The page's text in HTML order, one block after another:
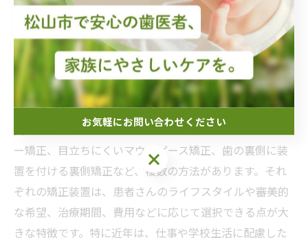
自分に合う矯正法は？生活への影響
も紹介
歯医者で選べる矯正治療とライフスタイルの相性
歯医者で受けられる矯正治療には、従来からあるワイヤ
ー矯正、目立ちにくいマウスピース矯正、歯の裏側に装
置を付ける裏側矯正など、複数の方法があります。それ
ぞれの矯正装置は、患者さんのライフスタイルや審美的
な希望、治療期間、費用などに応じて選択できる点が大
きな特徴です。特に近年は、仕事や学校生活に配慮した
お気軽にお問い合わせください
お気軽にお問い合わせください